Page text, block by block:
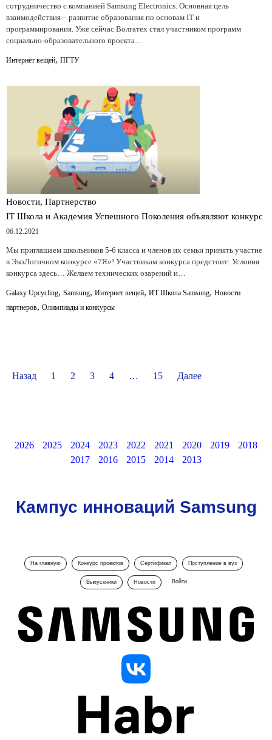
сотрудничество с компанией Samsung Electronics. Основная цель
взаимодействия – развитие образования по основам IT и
программирования. Уже сейчас Волгатех стал участником программ
социально-образовательного проекта…
Интернет вещей, ПГТУ
Новости, Партнерство
IT Школа и Академия Успешного Поколения объявляют конкурс
06.12.2021
Мы приглашаем школьников 5-6 класса и членов их семьи принять участие
в ЭкоЛогичном конкурсе «7Я»! Участникам конкурса предстоит: Условия
конкурса здесь… Желаем технических озарений и…
Galaxy Upcycling, Samsung, Интернет вещей, ИТ Школа Samsung, Новости
партнеров, Олимпиады и конкурсы
Назад 1 2 3 4 … 15 Далее
2026 2025 2024 2023 2022 2021 2020 2019
2018
2017
2016 2015 2014 2013
Кампус инноваций Samsung
На главную Конкурс проектов Сертификат Поступление в вуз
Выпускники Новости Войти